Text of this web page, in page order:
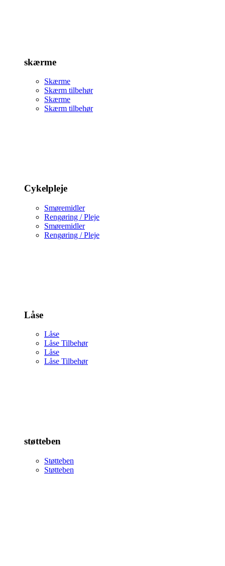
skærme
Skærme
Skærm tilbehør
Skærme
Skærm tilbehør
Cykelpleje
Smøremidler
Rengøring / Pleje
Smøremidler
Rengøring / Pleje
Låse
Låse
Låse Tilbehør
Låse
Låse Tilbehør
støtteben
Støtteben
Støtteben